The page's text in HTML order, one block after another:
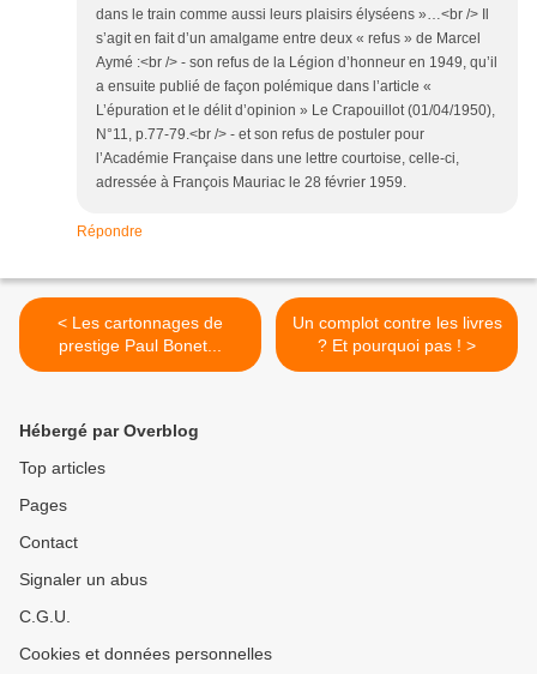
dans le train comme aussi leurs plaisirs élyséens »…<br /> Il
s’agit en fait d’un amalgame entre deux « refus » de Marcel
Aymé :<br /> - son refus de la Légion d’honneur en 1949, qu’il
a ensuite publié de façon polémique dans l’article «
L’épuration et le délit d’opinion » Le Crapouillot (01/04/1950),
N°11, p.77-79.<br /> - et son refus de postuler pour
l’Académie Française dans une lettre courtoise, celle-ci,
adressée à François Mauriac le 28 février 1959.
Répondre
< Les cartonnages de
prestige Paul Bonet...
Un complot contre les livres
? Et pourquoi pas ! >
Hébergé par Overblog
Top articles
Pages
Contact
Signaler un abus
C.G.U.
Cookies et données personnelles